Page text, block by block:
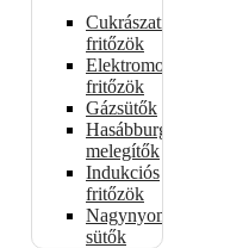
Cukrászati
fritőzök
Elektromos
fritőzök
Gázsütők
Hasábburgonya
melegítők
Indukciós
fritőzök
Nagynyomású
sütők